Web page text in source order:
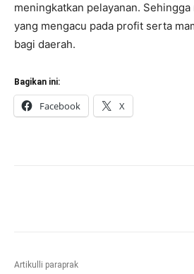
meningkatkan pelayanan.
yang mengacu pada profit serta
bagi daerah.
Bagikan ini:
Facebook X
Artikulli paraprak